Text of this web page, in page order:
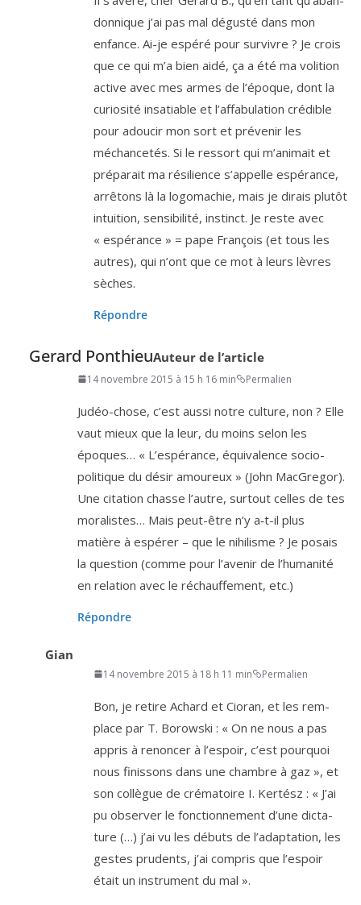
don­nique j’ai pas mal dégus­té dans mon
enfance. Ai-je espé­ré pour sur­vivre ? Je crois
que ce qui m’a bien aidé, ça a été ma voli­tion
active avec mes armes de l’é­poque, dont la
curio­si­té insa­tiable et l’af­fa­bu­la­tion cré­dible
pour adou­cir mon sort et pré­ve­nir les
méchan­ce­tés. Si le res­sort qui m’a­ni­mait et
pré­pa­rait ma rési­lience s’ap­pelle espé­rance,
arrê­tons là la logo­ma­chie, mais je dirais plu­tôt
intui­tion, sen­si­bi­li­té, ins­tinct. Je reste avec
« espé­rance » = pape François (et tous les
autres), qui n’ont que ce mot à leurs lèvres
sèches.
Répondre
Gerard PonthieuAuteur de l’article
14 novembre 2015 à 15 h 16 min Permalien
Judéo-chose, c’est aus­si notre culture, non ? Elle
vaut mieux que la leur, du moins selon les
époques… « L’espérance, équi­va­lence socio-
poli­tique du désir amou­reux » (John Mac­Gre­gor).
Une cita­tion chasse l’autre, sur­tout celles de tes
mora­listes… Mais peut-être n’y a‑t-il plus
matière à espé­rer – que le nihi­lisme ? Je posais
la ques­tion (comme pour l’a­ve­nir de l’hu­ma­ni­té
en rela­tion avec le réchauf­fe­ment, etc.)
Répondre
Gian
14 novembre 2015 à 18 h 11 min Permalien
Bon, je retire Achard et Cioran, et les rem­
place par T. Borowski : « On ne nous a pas
appris à renon­cer à l’es­poir, c’est pour­quoi
nous finis­sons dans une chambre à gaz », et
son col­lègue de cré­ma­toire I. Kertész : « J’ai
pu obser­ver le fonc­tion­ne­ment d’une dic­ta­
ture (…) j’ai vu les débuts de l’a­dap­ta­tion, les
gestes pru­dents, j’ai com­pris que l’es­poir
était un ins­tru­ment du mal ».